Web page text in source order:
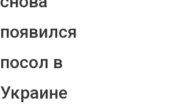
появился
посол в
Украине